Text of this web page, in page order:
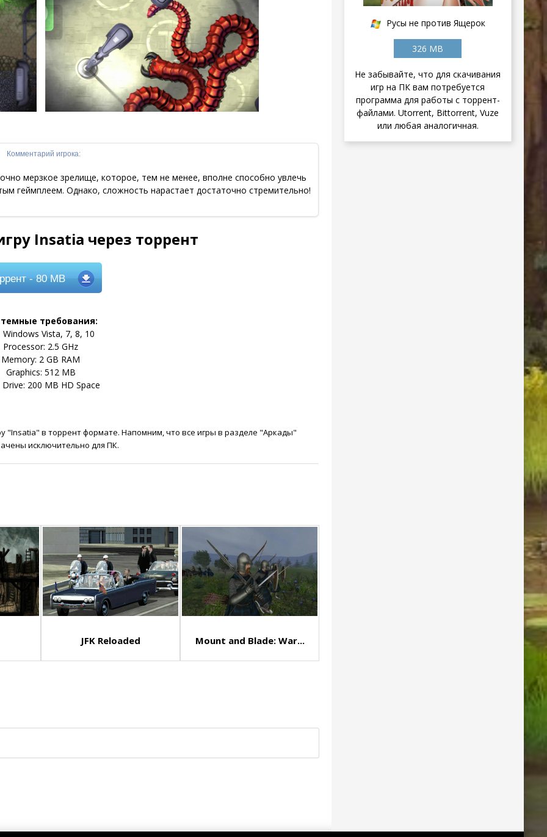
Комментарий игрока:
мерзкое зрелище, которое, тем не менее, вполне способно увлечь
геймплеем. Однако, сложность нарастает достаточно стремительно!
Insatia через торрент
- 80 MB
требования:
Windows Vista, 7, 8, 10
Processor: 2.5 GHz
Memory: 2 GB RAM
Graphics: 512 MB
Drive: 200 MB HD Space
"Insatia" в торрент формате. Напомним, что все игры в разделе "Аркады"
исключительно для ПК.
JFK Reloaded Mount and Blade: War...
Русы не против Ящерок
326 MB
Не забывайте, что для скачивания
игр на ПК вам потребуется
программа для работы с торрент-
файлами. Utorrent, Bittorrent, Vuze
или любая аналогичная.